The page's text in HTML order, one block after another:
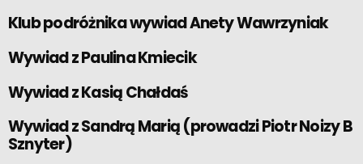
Klub podróżnika wywiad Anety Wawrzyniak
Wywiad z Paulina Kmiecik
Wywiad z Kasią Chałdaś
Wywiad z Sandrą Marią (prowadzi Piotr Noizy B
Sznyter)